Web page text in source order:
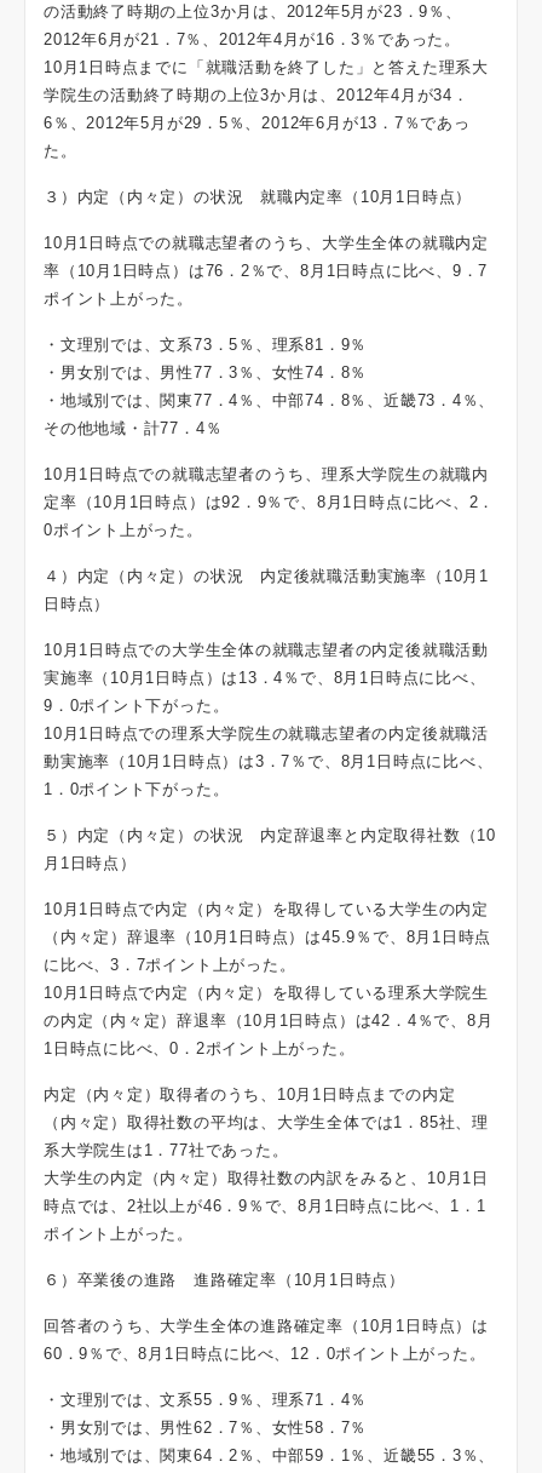
の活動終了時期の上位3か月は、2012年5月が23．9％、
2012年6月が21．7％、2012年4月が16．3％であった。
10月1日時点までに「就職活動を終了した」と答えた理系大
学院生の活動終了時期の上位3か月は、2012年4月が34．
6％、2012年5月が29．5％、2012年6月が13．7％であっ
た。
３）内定（内々定）の状況 就職内定率（10月1日時点）
10月1日時点での就職志望者のうち、大学生全体の就職内定
率（10月1日時点）は76．2％で、8月1日時点に比べ、9．7
ポイント上がった。
・文理別では、文系73．5％、理系81．9％
・男女別では、男性77．3％、女性74．8％
・地域別では、関東77．4％、中部74．8％、近畿73．4％、
その他地域・計77．4％
10月1日時点での就職志望者のうち、理系大学院生の就職内
定率（10月1日時点）は92．9％で、8月1日時点に比べ、2．
0ポイント上がった。
４）内定（内々定）の状況 内定後就職活動実施率（10月1
日時点）
10月1日時点での大学生全体の就職志望者の内定後就職活動
実施率（10月1日時点）は13．4％で、8月1日時点に比べ、
9．0ポイント下がった。
10月1日時点での理系大学院生の就職志望者の内定後就職活
動実施率（10月1日時点）は3．7％で、8月1日時点に比べ、
1．0ポイント下がった。
５）内定（内々定）の状況 内定辞退率と内定取得社数（10
月1日時点）
10月1日時点で内定（内々定）を取得している大学生の内定
（内々定）辞退率（10月1日時点）は45.9％で、8月1日時点
に比べ、3．7ポイント上がった。
10月1日時点で内定（内々定）を取得している理系大学院生
の内定（内々定）辞退率（10月1日時点）は42．4％で、8月
1日時点に比べ、0．2ポイント上がった。
内定（内々定）取得者のうち、10月1日時点までの内定
（内々定）取得社数の平均は、大学生全体では1．85社、理
系大学院生は1．77社であった。
大学生の内定（内々定）取得社数の内訳をみると、10月1日
時点では、2社以上が46．9％で、8月1日時点に比べ、1．1
ポイント上がった。
６）卒業後の進路 進路確定率（10月1日時点）
回答者のうち、大学生全体の進路確定率（10月1日時点）は
60．9％で、8月1日時点に比べ、12．0ポイント上がった。
・文理別では、文系55．9％、理系71．4％
・男女別では、男性62．7％、女性58．7％
・地域別では、関東64．2％、中部59．1％、近畿55．3％、